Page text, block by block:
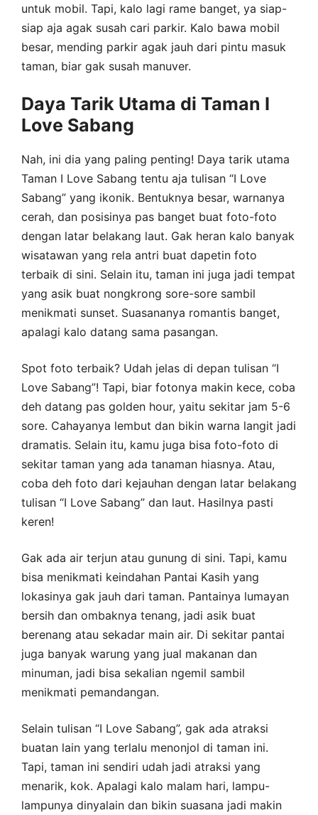
untuk mobil. Tapi, kalo lagi rame banget, ya siap-
siap aja agak susah cari parkir. Kalo bawa mobil
besar, mending parkir agak jauh dari pintu masuk
taman, biar gak susah manuver.
Daya Tarik Utama di Taman I
Love Sabang
Nah, ini dia yang paling penting! Daya tarik utama
Taman I Love Sabang tentu aja tulisan “I Love
Sabang” yang ikonik. Bentuknya besar, warnanya
cerah, dan posisinya pas banget buat foto-foto
dengan latar belakang laut. Gak heran kalo banyak
wisatawan yang rela antri buat dapetin foto
terbaik di sini. Selain itu, taman ini juga jadi tempat
yang asik buat nongkrong sore-sore sambil
menikmati sunset. Suasananya romantis banget,
apalagi kalo datang sama pasangan.
Spot foto terbaik? Udah jelas di depan tulisan “I
Love Sabang”! Tapi, biar fotonya makin kece, coba
deh datang pas golden hour, yaitu sekitar jam 5-6
sore. Cahayanya lembut dan bikin warna langit jadi
dramatis. Selain itu, kamu juga bisa foto-foto di
sekitar taman yang ada tanaman hiasnya. Atau,
coba deh foto dari kejauhan dengan latar belakang
tulisan “I Love Sabang” dan laut. Hasilnya pasti
keren!
Gak ada air terjun atau gunung di sini. Tapi, kamu
bisa menikmati keindahan Pantai Kasih yang
lokasinya gak jauh dari taman. Pantainya lumayan
bersih dan ombaknya tenang, jadi asik buat
berenang atau sekadar main air. Di sekitar pantai
juga banyak warung yang jual makanan dan
minuman, jadi bisa sekalian ngemil sambil
menikmati pemandangan.
Selain tulisan “I Love Sabang”, gak ada atraksi
buatan lain yang terlalu menonjol di taman ini.
Tapi, taman ini sendiri udah jadi atraksi yang
menarik, kok. Apalagi kalo malam hari, lampu-
lampunya dinyalain dan bikin suasana jadi makin